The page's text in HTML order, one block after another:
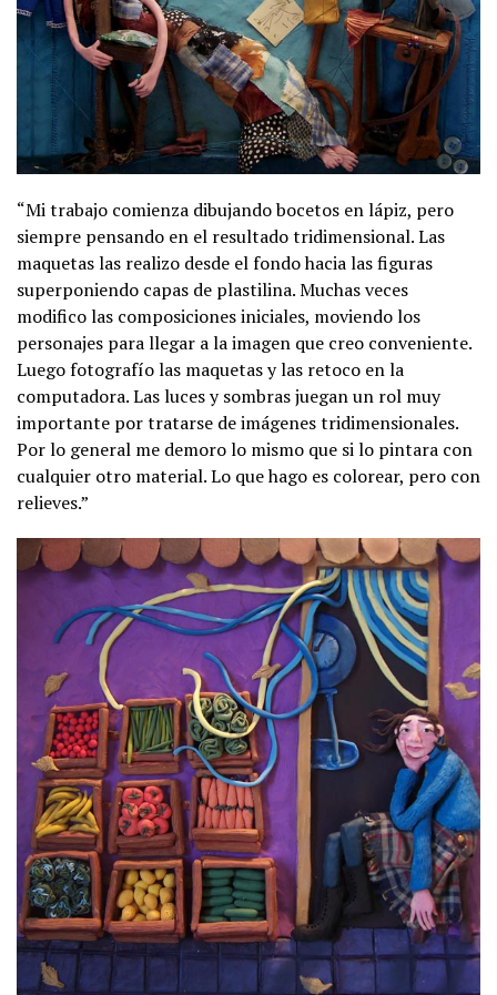
“Mi trabajo comienza dibujando bocetos en lápiz, pero
siempre pensando en el resultado tridimensional. Las
maquetas las realizo desde el fondo hacia las figuras
superponiendo capas de plastilina. Muchas veces
modifico las composiciones iniciales, moviendo los
personajes para llegar a la imagen que creo conveniente.
Luego fotografío las maquetas y las retoco en la
computadora. Las luces y sombras juegan un rol muy
importante por tratarse de imágenes tridimensionales.
Por lo general me demoro lo mismo que si lo pintara con
cualquier otro material. Lo que hago es colorear, pero con
relieves.”